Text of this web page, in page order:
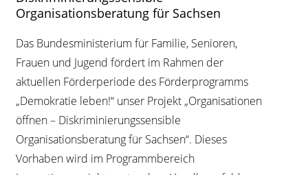
Organisationsberatung für Sachsen
Das Bundesministerium für Familie, Senioren,
Frauen und Jugend fördert im Rahmen der
aktuellen Förderperiode des Förderprogramms
„Demokratie leben!“ unser Projekt „Organisationen
öffnen – Diskriminierungssensible
Organisationsberatung für Sachsen“. Dieses
Vorhaben wird im Programmbereich